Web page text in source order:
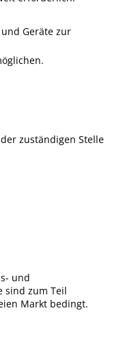
Trigono-
Geräte zur
zuständigen Stelle
und
sind zum Teil
Markt bedingt.